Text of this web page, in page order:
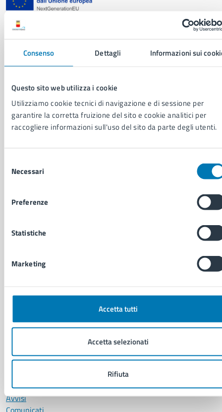
Consenso Dettagli Informazioni sui
Questo sito web utilizza i cookie
Utilizziamo cookie tecnici di navigazione e di sessione per
garantire la corretta fruizione del sito e cookie analitici per
raccogliere informazioni sull'uso del sito da parte degli utenti.
delNecessari
Preferenze
Statistiche
Marketing
Accetta tutti
Accetta selezionati
Rifiuta
AMMINISTRAZIONE
Organi di governo
Municipalità
Uffici
Enti e fondazioni
Politici
Intranet, posta aziendale e protocollo
CATEGORIE DI SERVIZIO
Anagrafe e stato civile
Documenti e certificati
Salute, benessere e assistenza
Servizi Cimiteriali
Notizie
Avvisi